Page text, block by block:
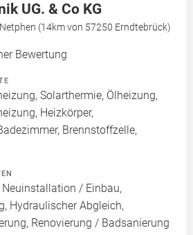
UG. & Co KG
(14km von 57250 Erndtebrück)
Bewertung
Solarthermie, Ölheizung,
Heizkörper,
Brennstoffzelle,
Neuinstallation / Einbau,
Hydraulischer Abgleich,
Renovierung / Badsanierung